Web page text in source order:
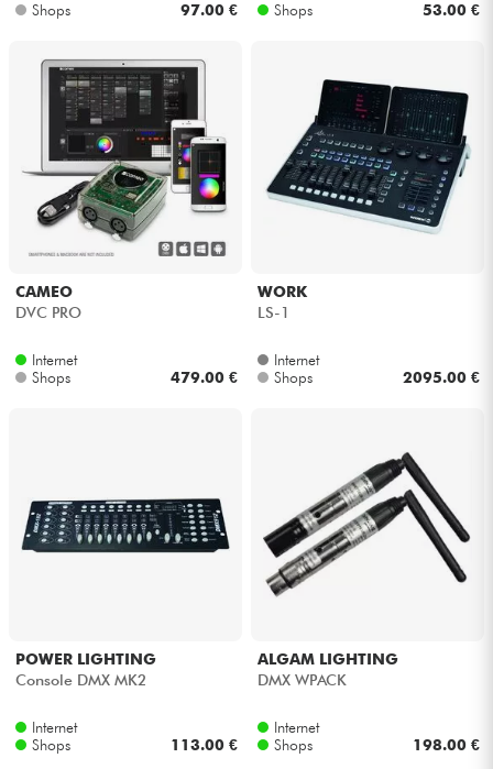
Shops
97.00 €
Shops
53.00 €
CAMEO
DVC PRO
Internet
Shops
479.00 €
WORK
LS-1
Internet
Shops
2095.00 €
POWER LIGHTING
Console DMX MK2
Internet
Shops
113.00 €
ALGAM LIGHTING
DMX WPACK
Internet
Shops
198.00 €